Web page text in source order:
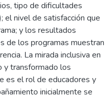
tipo de dificultades
el nivel de satisfacción que
y los resultados
de los programas muestran
La mirada inclusiva en
y transformado los
es el rol de educadores y
inicialmente se